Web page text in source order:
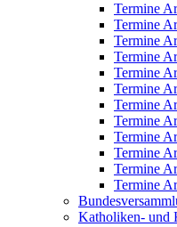
Termine
Termine
Termine
Termine
Termine
Termine
Termine
Termine
Termine
Termine
Termine
Termine
Katholiken- und